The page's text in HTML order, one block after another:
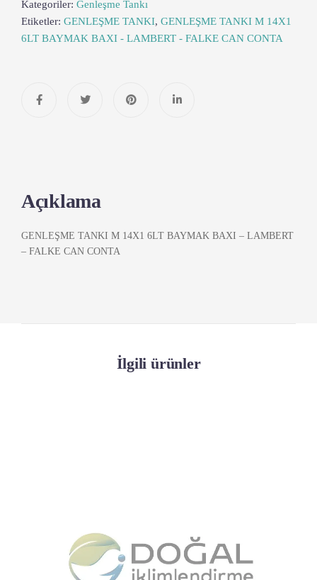
Kategoriler: Genleşme Tankı
Etiketler: GENLEŞME TANKI, GENLEŞME TANKI M 14X1
6LT BAYMAK BAXI - LAMBERT - FALKE CAN CONTA
Açıklama
GENLEŞME TANKI M 14X1 6LT BAYMAK BAXI – LAMBERT
– FALKE CAN CONTA
İlgili ürünler